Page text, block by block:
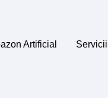
Artificial Servicii